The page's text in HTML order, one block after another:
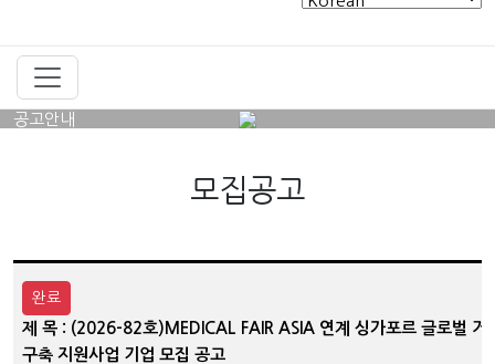
공고안내
모집공고
완료
제 목 : (2026-82호)MEDICAL FAIR ASIA 연계 싱가포르 글로벌 거
구축 지원사업 기업 모집 공고